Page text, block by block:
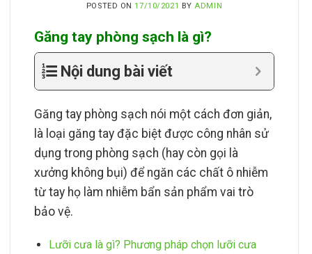
POSTED ON17/10/2021 BY ADMIN
Găng tay phòng sạch là gì?
Nội dung bài viết
Găng tay phòng sạch nói một cách đơn giản,
là loại găng tay đặc biệt được công nhân sử
dụng trong phòng sạch (hay còn gọi là
xưởng không bụi) để ngăn các chất ô nhiễm
từ tay họ làm nhiễm bẩn sản phẩm vai trò
bảo vệ.
Lưỡi cưa là gì? Phương pháp chọn lưỡi cưa